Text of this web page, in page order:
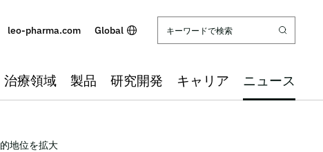
leo-pharma.com Global
治療領域 製品 研究開発 キャリア ニュース
地位を拡大